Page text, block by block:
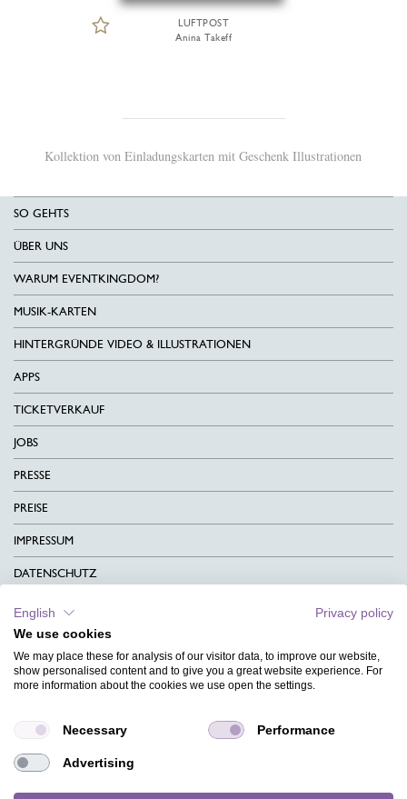
LUFTPOST
Anina Takeff
Kollektion von Einladungskarten mit Geschenk Illustrationen
SO GEHTS
ÜBER UNS
WARUM EVENTKINGDOM?
MUSIK-KARTEN
HINTERGRÜNDE VIDEO & ILLUSTRATIONEN
APPS
TICKETVERKAUF
JOBS
PRESSE
PREISE
IMPRESSUM
DATENSCHUTZ
KONTAKT
AGB
CHARITY
MAGAZIN
HILFE
English
Privacy policy
We use cookies
We may place these for analysis of our visitor data, to improve our website,
show personalised content and to give you a great website experience. For
more information about the cookies we use open the settings.
Necessary Performance
Advertising